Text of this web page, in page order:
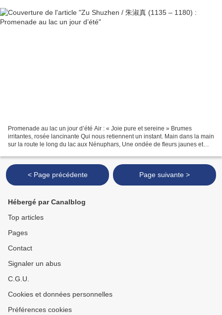
Promenade au lac un jour d’été Air : « Joie pure et sereine » Brumes
irritantes, rosée lancinante Qui nous retiennent un instant. Main dans la main
sur la route le long du lac aux Nénuphars, Une ondée de fleurs jaunes et
< Page précédente Page suivante >
Hébergé par Canalblog
Top articles
Pages
Contact
Signaler un abus
C.G.U.
Cookies et données personnelles
Préférences cookies